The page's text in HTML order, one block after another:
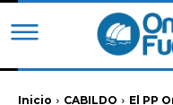
Inicio CABILDO
El PP